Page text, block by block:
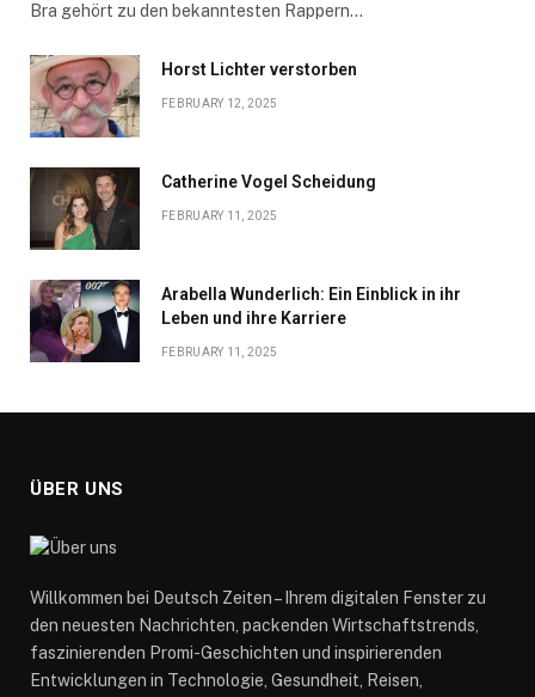
Bra gehört zu den bekanntesten Rappern…
Horst Lichter verstorben
FEBRUARY 12, 2025
Catherine Vogel Scheidung
FEBRUARY 11, 2025
Arabella Wunderlich: Ein Einblick in ihr
Leben und ihre Karriere
FEBRUARY 11, 2025
ÜBER UNS
Willkommen bei Deutsch Zeiten – Ihrem digitalen Fenster zu
den neuesten Nachrichten, packenden Wirtschaftstrends,
faszinierenden Promi-Geschichten und inspirierenden
Entwicklungen in Technologie, Gesundheit, Reisen,